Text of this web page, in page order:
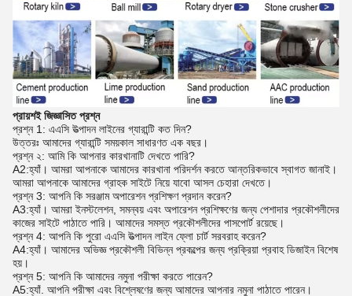
প্রায়শই জিজ্ঞাসিত প্রশ্ন
প্রশ্ন 1: এএসি উত্পাদন লাইনের গ্যারান্টি কত দিন?
উত্তরঃ আমাদের গ্যারান্টি সময়কাল সাধারণত এক বছর।
প্রশ্ন ২: আমি কি আপনার কারখানাটি দেখতে পারি?
A2:হ্যাঁ। আমরা আপনাকে আমাদের কারখানা পরিদর্শন করতে আন্তরিকভাবে স্বাগত জানাই।
আমরা আপনাকে আমাদের গ্রাহক সাইটে নিয়ে যাবো আসল চেহারা দেখতে।
প্রশ্ন 3: আপনি কি সরঞ্জাম অপারেশন প্রশিক্ষণ প্রদান করেন?
A3:হ্যাঁ। আমরা ইনস্টলেশন, সমন্বয় এবং অপারেশন প্রশিক্ষণের জন্য পেশাদার প্রকৌশলীদের
কাজের সাইটে পাঠাতে পারি। আমাদের সমস্ত প্রকৌশলীদের পাসপোর্ট রয়েছে।
প্রশ্ন 4: আপনি কি পুরো এএসি উত্পাদন লাইন ফ্লো চার্ট সরবরাহ করেন?
A4:হ্যাঁ। আমাদের অভিজ্ঞ প্রকৌশলী বিভিন্ন প্রকল্পের জন্য প্রক্রিয়া প্রবাহ ডিজাইন বিশেষ
হয়।
প্রশ্ন 5: আপনি কি আমাদের নমুনা পরীক্ষা করতে পারেন?
A5:হ্যাঁ. আপনি পরীক্ষা এবং বিশ্লেষণের জন্য আমাদের আপনার নমুনা পাঠাতে পারেন।